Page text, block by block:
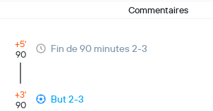
Commentaires
+5'
90
Fin de 90 minutes 2-3
+3'
90
But 2-3